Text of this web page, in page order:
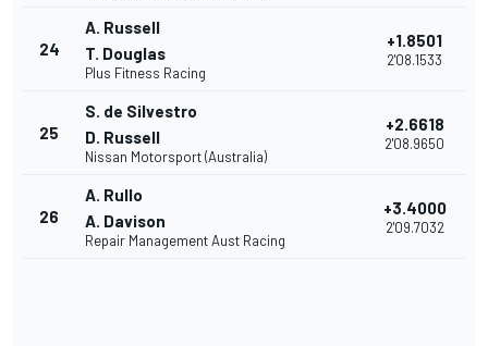
24
A. Russell
T. Douglas
Plus Fitness Racing
+1.8501
2'08.1533
25
S. de Silvestro
D. Russell
Nissan Motorsport (Australia)
+2.6618
2'08.9650
26
A. Rullo
A. Davison
Repair Management Aust Racing
+3.4000
2'09.7032